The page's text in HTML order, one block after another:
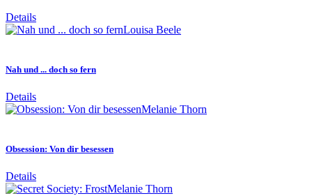
Details
Louisa Beele
Nah und ... doch so fern
Details
Melanie Thorn
Obsession: Von dir besessen
Details
Melanie Thorn